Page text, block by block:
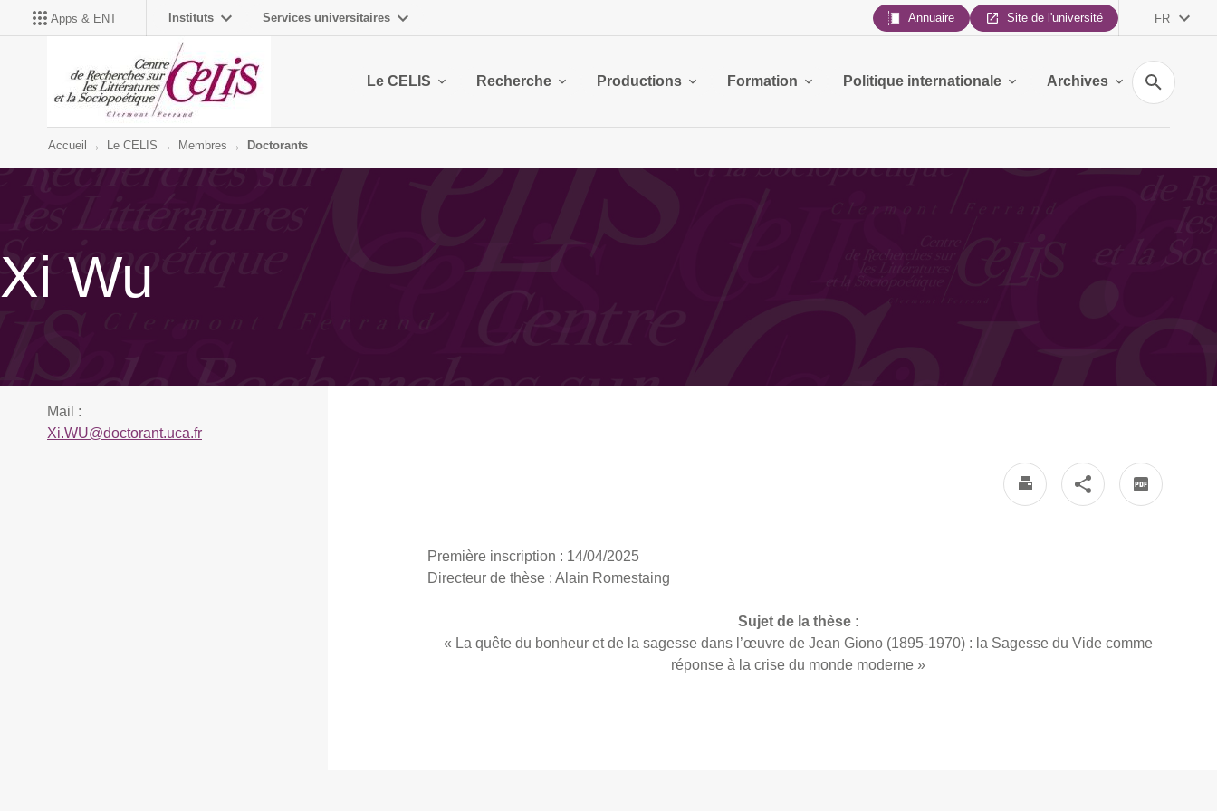
Apps & ENT Instituts Services universitaires Annuaire Site de l'université FR
Le CELIS Recherche Productions Formation Politique internationale Archives
Recherche
Accueil Le CELIS Membres Doctorants
Xi Wu
Première inscription : 14/04/2025
Directeur de thèse : Alain Romestaing
Sujet de la thèse :
« La quête du bonheur et de la sagesse dans l’œuvre de Jean Giono (1895-1970) : la Sagesse du Vide comme
réponse à la crise du monde moderne »
Mail :
Xi.WU@doctorant.uca.fr